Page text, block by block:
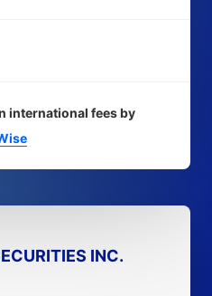
international fees by
INC.